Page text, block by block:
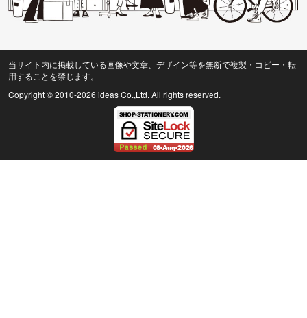
当サイト内に掲載している画像や文章、デザイン等を無断で複製・コピー・転
用することを禁じます。
Copyright © 2010-2026 ideas Co.,Ltd. All rights reserved.